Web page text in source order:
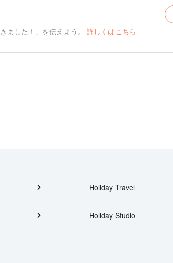
ました！」を伝えよう。 詳しくはこちら
Holiday Travel
Holiday Studio